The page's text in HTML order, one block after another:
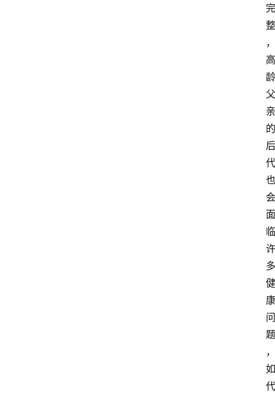
完
整
，
高
龄
父
亲
的
后
代
也
会
面
临
许
多
健
康
问
题
，
如
代